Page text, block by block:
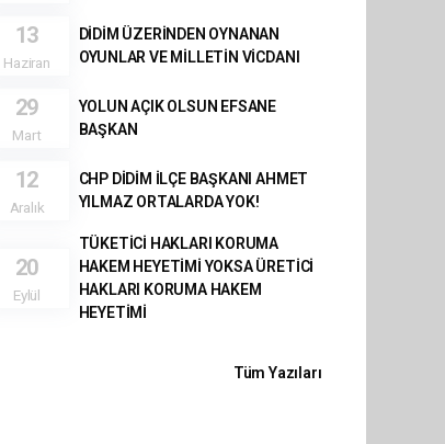
13
Haziran
DİDİM ÜZERİNDEN OYNANAN
OYUNLAR VE MİLLETİN VİCDANI
29
Mart
YOLUN AÇIK OLSUN EFSANE
BAŞKAN
12
Aralık
CHP DİDİM İLÇE BAŞKANI AHMET
YILMAZ ORTALARDA YOK!
20
Eylül
TÜKETİCİ HAKLARI KORUMA
HAKEM HEYETİMİ YOKSA ÜRETİCİ
HAKLARI KORUMA HAKEM
HEYETİMİ
Tüm Yazıları